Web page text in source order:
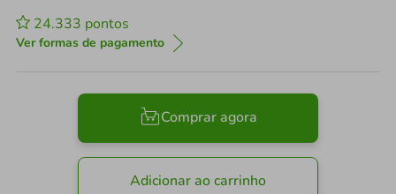
24.333 pontos
Ver formas de pagamento
Comprar agora
Adicionar ao carrinho